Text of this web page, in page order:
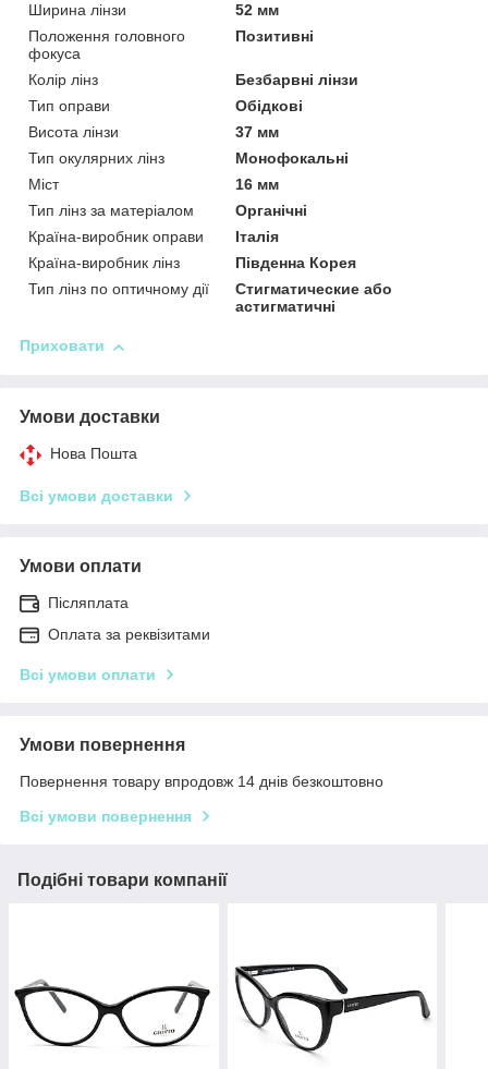
Ширина лінзи
52 мм
Положення головного
фокуса
Позитивні
Колір лінз
Безбарвні лінзи
Тип оправи
Обідкові
Висота лінзи
37 мм
Тип окулярних лінз
Монофокальні
Міст
16 мм
Тип лінз за матеріалом
Органічні
Країна-виробник оправи
Італія
Країна-виробник лінз
Південна Корея
Тип лінз по оптичному дії
Стигматические або
астигматичні
Приховати
Умови доставки
Нова Пошта
Всі умови доставки
Умови оплати
Післяплата
Оплата за реквізитами
Всі умови оплати
Умови повернення
Повернення товару впродовж 14 днів безкоштовно
Всі умови повернення
Подібні товари компанії